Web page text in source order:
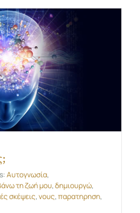
Αυτογνωσία,
τη ζωή μου,δημιουργώ,
σκέψεις,νους,παρατηρηση,